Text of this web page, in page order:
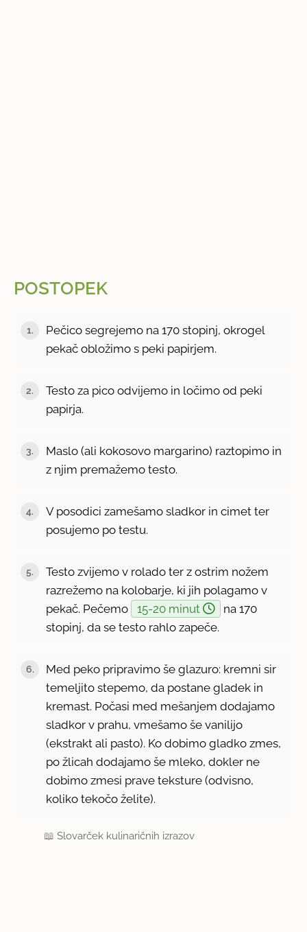
POSTOPEK
1.
Pečico segrejemo na 170 stopinj, okrogel
pekač obložimo s peki papirjem.
2.
Testo za pico odvijemo in ločimo od peki
papirja.
3.
Maslo (ali kokosovo margarino) raztopimo in
z njim premažemo testo.
4.
V posodici zamešamo sladkor in cimet ter
posujemo po testu.
5.
Testo zvijemo v rolado ter z ostrim nožem
razrežemo na kolobarje, ki jih polagamo v
pekač. Pečemo
15-20 minut
na 170
stopinj, da se testo rahlo zapeče.
6.
Med peko pripravimo še glazuro: kremni sir
temeljito stepemo, da postane gladek in
kremast. Počasi med mešanjem dodajamo
sladkor v prahu, vmešamo še vanilijo
(ekstrakt ali pasto). Ko dobimo gladko zmes,
po žlicah dodajamo še mleko, dokler ne
dobimo zmesi prave teksture (odvisno,
koliko tekočo želite).
📖Slovarček kulinaričnih izrazov